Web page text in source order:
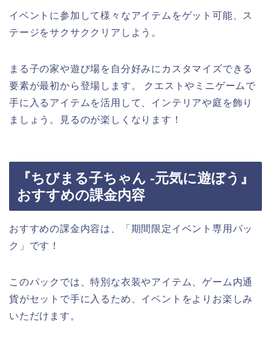
イベントに参加して様々なアイテムをゲット可能、ス
テージをサクサククリアしよう。
まる子の家や遊び場を自分好みにカスタマイズできる
要素が最初から登場します。 クエストやミニゲームで
手に入るアイテムを活用して、インテリアや庭を飾り
ましょう。見るのが楽しくなります！
『ちびまる子ちゃん -元気に遊ぼう』
おすすめの課金内容
おすすめの課金内容は、「期間限定イベント専用パッ
ク」です！
このパックでは、特別な衣装やアイテム、ゲーム内通
貨がセットで手に入るため、イベントをよりお楽しみ
いただけます。